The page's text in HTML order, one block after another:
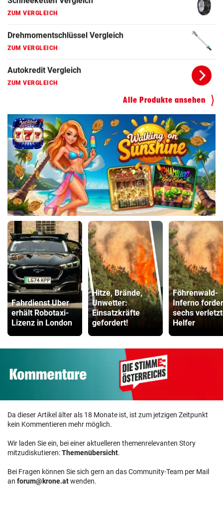
Autokredit Vergleich
Kompressor Vergleich
Alle Produkte ansehen
Fahrdienst Uber
erhält Robotaxi-
Lizenz in London
Hitze, Brände,
Unwetter:
Einsatzkräfte
gefordert!
Föhrenwald-
Inferno
sechs
Helfer
Da dieser Artikel älter als 18 Monate ist, ist zum jetzigen Zeitpunkt
kein Kommentieren mehr möglich.
Wir laden Sie ein, bei einer aktuelleren themenrelevanten Story
mitzudiskutieren:Themenübersicht.
Bei Fragen können Sie sich gern an das Community-Team per Mail
an forum@krone.atwenden.